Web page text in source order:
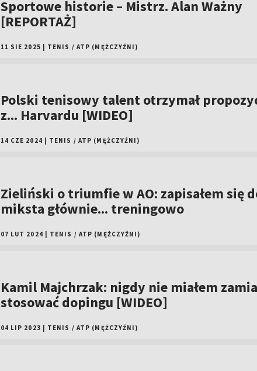
Sportowe historie – Mistrz. Alan Ważny
[REPORTAŻ]
11 SIE 2025 TENIS / ATP (MĘŻCZYŹNI)
Polski tenisowy talent otrzymał
z... Harvardu [WIDEO]
14 CZE 2024 TENIS / ATP (MĘŻCZYŹNI)
Zieliński o triumfie w AO: zapisałem się
miksta głównie... treningowo
07 LUT 2024 TENIS / ATP (MĘŻCZYŹNI)
Kamil Majchrzak: nigdy nie miałem
stosować dopingu [WIDEO]
04 LIP 2023 TENIS / ATP (MĘŻCZYŹNI)